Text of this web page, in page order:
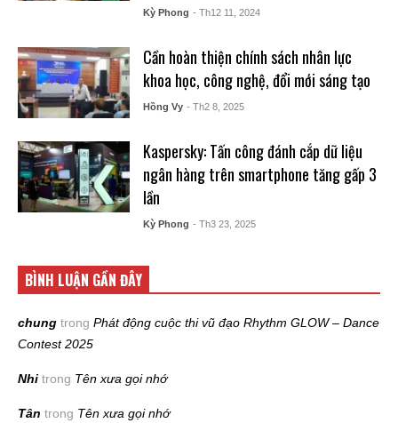
Kỳ Phong - Th12 11, 2024
Cần hoàn thiện chính sách nhân lực
khoa học, công nghệ, đổi mới sáng tạo
Hồng Vy - Th2 8, 2025
Kaspersky: Tấn công đánh cắp dữ liệu
ngân hàng trên smartphone tăng gấp 3
lần
Kỳ Phong - Th3 23, 2025
BÌNH LUẬN GẦN ĐÂY
chung trong Phát động cuộc thi vũ đạo Rhythm GLOW – Dance
Contest 2025
Nhi trong Tên xưa gọi nhớ
Tân trong Tên xưa gọi nhớ